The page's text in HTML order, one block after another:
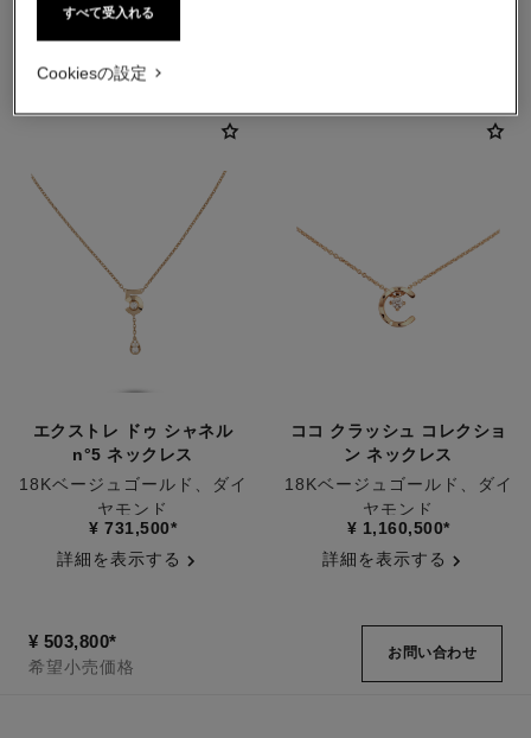
エクストレ ドゥ シャネル
n°5 ネックレス
18Kベージュゴールド、ダイ
ヤモンド
参照番号J12429
¥ 731,500*
詳細を表示する
ココ クラッシュ コレクショ
ン ネックレス
18Kベージュゴールド、ダイ
ヤモンド
参照番号J12102
¥ 1,160,500*
詳細を表示する
¥ 503,800*
希望小売価格
お問い合わせ
すべて受入れる
Cookiesの設定